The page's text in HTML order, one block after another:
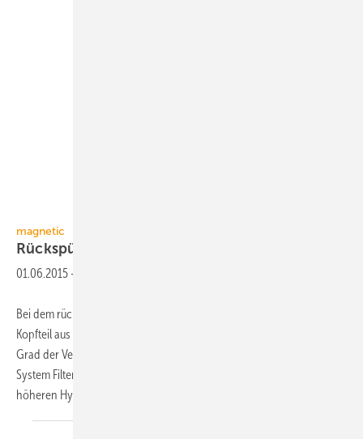
magnetic
Rückspülfilter bis DN
01.06.2015 -
Bei dem rückspülbaren Trinkwasserfilter von magnetic besteht das
Kopfteil aus Messing, eine transparent gehaltene Tasse macht den
Grad der Verschmutzung sichtbar. Mittels Strahldüse reinigt das
System Filter und Tasse. Das Filtergewebe aus Edelstahl ist für einen
höheren Hygienestandard...